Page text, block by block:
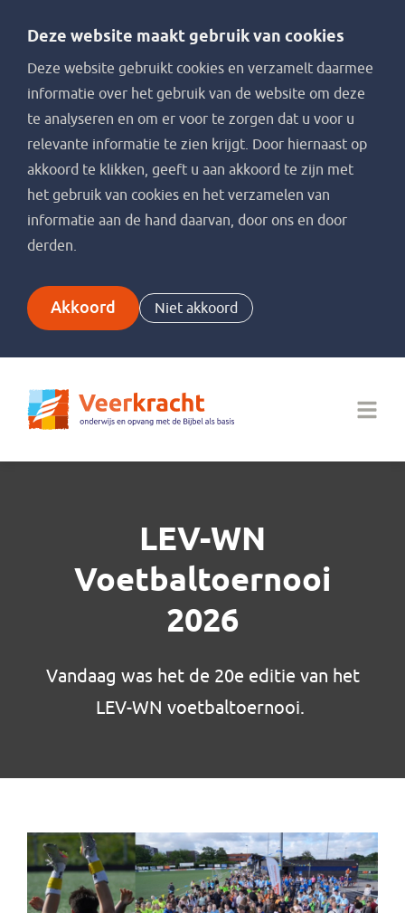
Deze website maakt gebruik van cookies
Deze website gebruikt cookies en verzamelt daarmee
informatie over het gebruik van de website om deze
te analyseren en om er voor te zorgen dat u voor u
relevante informatie te zien krijgt. Door hiernaast op
akkoord te klikken, geeft u aan akkoord te zijn met
het gebruik van cookies en het verzamelen van
informatie aan de hand daarvan, door ons en door
derden.
Akkoord Niet akkoord
LEV-WN
Voetbaltoernooi
2026
Vandaag was het de 20e editie van het
LEV-WN voetbaltoernooi.